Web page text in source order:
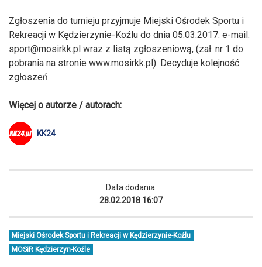
Zgłoszenia do turnieju przyjmuje Miejski Ośrodek Sportu i
Rekreacji w Kędzierzynie-Koźlu do dnia 05.03.2017: e-mail:
sport@mosirkk.pl wraz z listą zgłoszeniową, (zał. nr 1 do
pobrania na stronie www.mosirkk.pl). Decyduje kolejność
zgłoszeń.
Więcej o autorze / autorach:
KK24
Data dodania:
28.02.2018 16:07
Miejski Ośrodek Sportu i Rekreacji w Kędzierzynie-Koźlu
MOSiR Kędzierzyn-Koźle